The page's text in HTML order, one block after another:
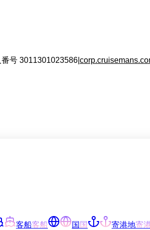
号 3011301023586
客船客船 国国 寄港地寄